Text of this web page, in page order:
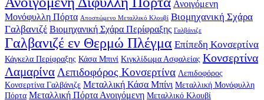
Ανοιγόμενη
Μονόφυλλη Πόρτα Αποσπώμενο Μεταλλικό Κλουβί Βιομηχανική Σχάρα
Γαλβανιζέ Βιομηχανική Σχάρα Περίφραξης Γαλβάνιζε
Γαλβανιζέ εν Θερμώ Πλέγμα Επίπεδη Κονσερτίνα
Κάγκελα Περίφραξης Κάσα Μπινί Κιγκλίδωμα Ασφαλείας Κονσερτίνα
Λαμαρίνα Λεπιδοφόρος Κονσερτίνα Λεπιδοφόρος
Κονσερτίνα Γαλβάνιζε Μεταλλική Κάσα Μπίνι Μεταλλική Μονόφυλλη
Πόρτα Μεταλλική Πόρτα Ανοιγόμενη Μεταλλικό Κλουβί